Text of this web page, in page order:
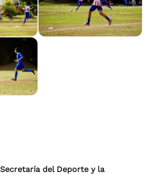
del Deporte y la